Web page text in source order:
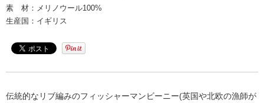
素 材： メリノウール100%
生産国： イギリス
伝統的なリブ編みのフィッシャーマンビーニー(英国や北欧の漁師が